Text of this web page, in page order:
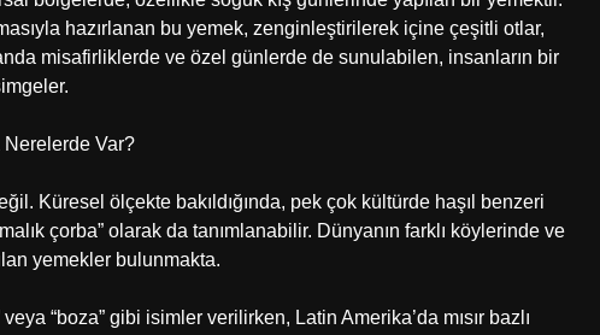
hazırlanan bu yemek, zenginleştirilerek içine çeşitli otlar,
misafirliklerde ve özel günlerde de sunulabilen, insanların bir
Nerelerde Var?
Küresel ölçekte bakıldığında, pek çok kültürde haşıl benzeri
çorba” olarak da tanımlanabilir. Dünyanın farklı köylerinde ve
yemekler bulunmakta.
“boza” gibi isimler verilirken, Latin Amerika’da mısır bazlı